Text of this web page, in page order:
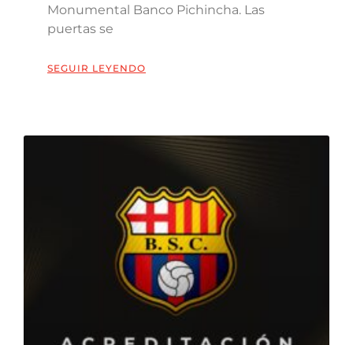
Monumental Banco Pichincha. Las
puertas se
SEGUIR LEYENDO